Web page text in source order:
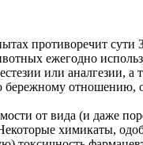
противоречит
ежегодно
или аналгезии,
отношению,
от вида (и даже
химикаты,